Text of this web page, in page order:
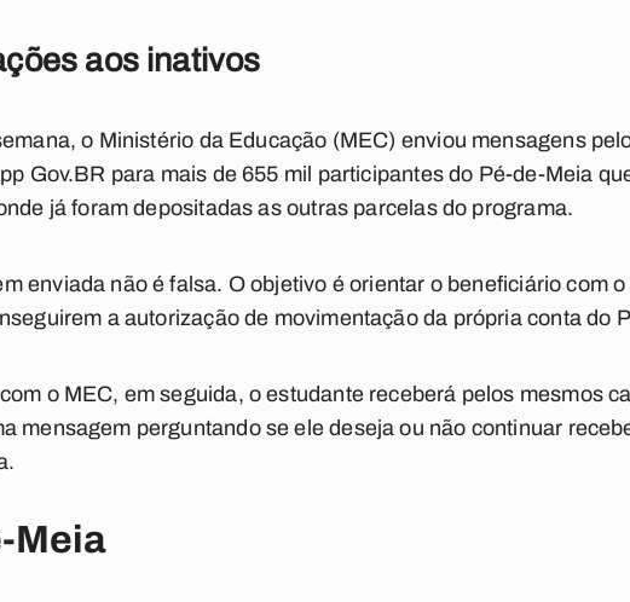
aos inativos
o Ministério da Educação (MEC) enviou mensagens
Gov.BR para mais de 655 mil participantes do Pé-de-Meia
já foram depositadas as outras parcelas do programa.
enviada não é falsa. O objetivo é orientar o beneficiário com
a autorização de movimentação da própria conta do
o MEC, em seguida, o estudante receberá pelos mesmos
mensagem perguntando se ele deseja ou não continuar
Meia